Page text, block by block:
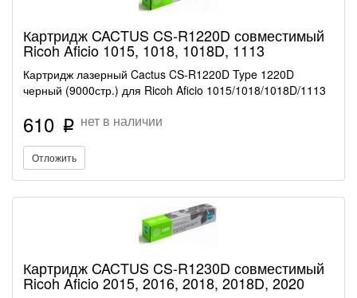
Картридж CACTUS CS-R1220D совместимый
Ricoh Aficio 1015, 1018, 1018D, 1113
Картридж лазерный Cactus CS-R1220D Type 1220D
черный (9000стр.) для Ricoh Aficio 1015/1018/1018D/1113
610 p нет в наличии
Отложить
Картридж CACTUS CS-R1230D совместимый
Ricoh Aficio 2015, 2016, 2018, 2018D, 2020